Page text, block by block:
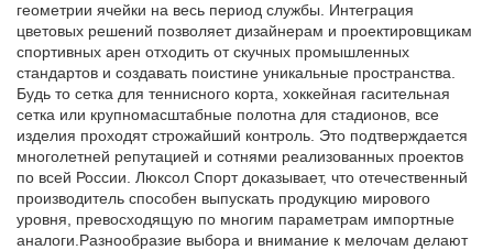
геометрии ячейки на весь период службы. Интеграция
цветовых решений позволяет дизайнерам и проектировщикам
спортивных арен отходить от скучных промышленных
стандартов и создавать поистине уникальные пространства.
Будь то сетка для теннисного корта, хоккейная гасительная
сетка или крупномасштабные полотна для стадионов, все
изделия проходят строжайший контроль. Это подтверждается
многолетней репутацией и сотнями реализованных проектов
по всей России. Люксол Спорт доказывает, что отечественный
производитель способен выпускать продукцию мирового
уровня, превосходящую по многим параметрам импортные
аналоги.Разнообразие выбора и внимание к мелочам делают